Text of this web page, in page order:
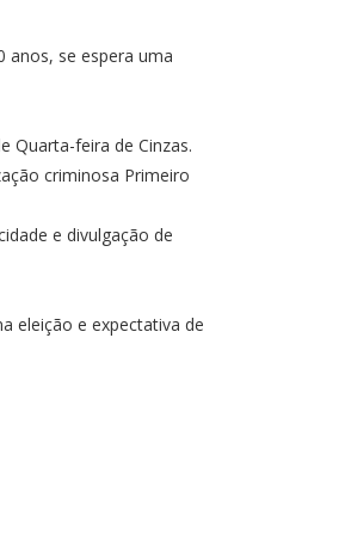
anos, se espera uma
Quarta-feira de Cinzas.
criminosa Primeiro
e divulgação de
eleição e expectativa de